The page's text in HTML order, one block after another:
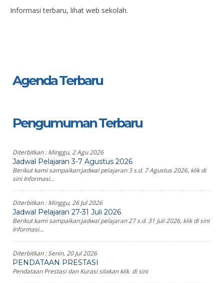
Informasi terbaru, lihat web sekolah.
Agenda Terbaru
Pengumuman Terbaru
Diterbitkan :Minggu, 2 Agu 2026
Jadwal Pelajaran 3-7 Agustus 2026
Berikut kami sampaikan:jadwal pelajaran 3 s.d. 7 Agustus 2026, klik di
sini Informasi...
Diterbitkan :Minggu, 26 Jul 2026
Jadwal Pelajaran 27-31 Juli 2026
Berikut kami sampaikan:jadwal pelajaran 27 s.d. 31 Juli 2026, klik di sini
Informasi...
Diterbitkan :Senin, 20 Jul 2026
PENDATAAN PRESTASI
Pendataan Prestasi dan Kurasi silakan klik di sini